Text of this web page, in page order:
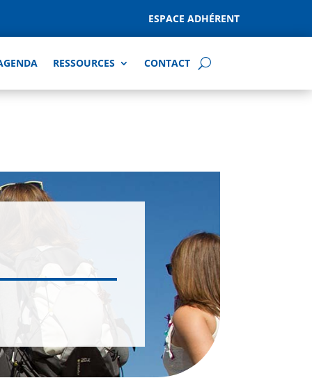
ESPACE ADHÉRENT
RESSOURCES CONTACT